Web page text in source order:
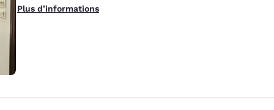
Plus d’informations